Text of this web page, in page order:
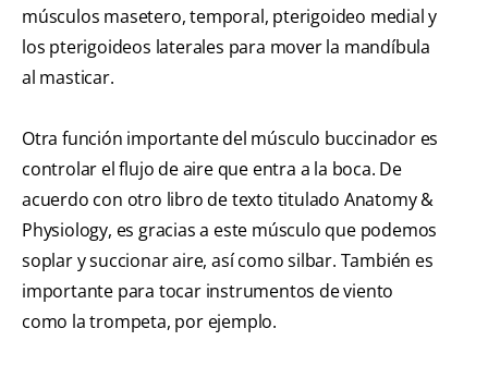
músculos masetero, temporal, pterigoideo medial y
los pterigoideos laterales para mover la mandíbula
al masticar.
Otra función importante del músculo buccinador es
controlar el flujo de aire que entra a la boca. De
acuerdo con otro libro de texto titulado Anatomy &
Physiology, es gracias a este músculo que podemos
soplar y succionar aire, así como silbar. También es
importante para tocar instrumentos de viento
como la trompeta, por ejemplo.